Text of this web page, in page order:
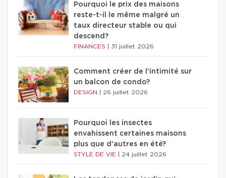
Pourquoi le prix des maisons
reste-t-il le même malgré un
taux directeur stable ou qui
descend?
FINANCES 31 juillet 2026
Comment créer de l'intimité sur
un balcon de condo?
DESIGN 26 juillet 2026
Pourquoi les insectes
envahissent certaines maisons
plus que d'autres en été?
STYLE DE VIE 24 juillet 2026